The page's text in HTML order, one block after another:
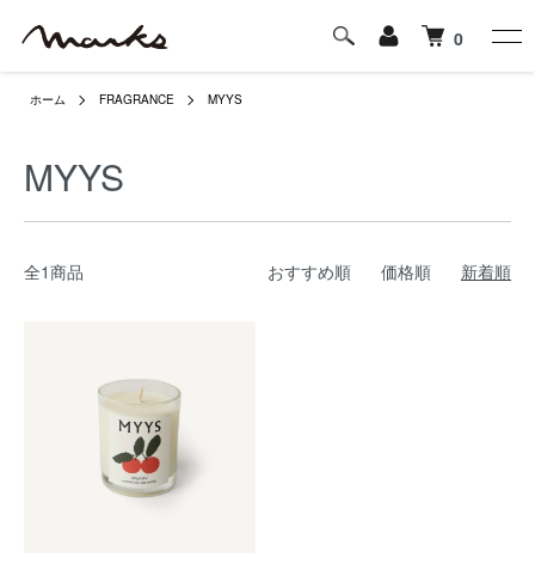
0
ホーム FRAGRANCE MYYS
MYYS
全1商品 おすすめ順 価格順 新着順